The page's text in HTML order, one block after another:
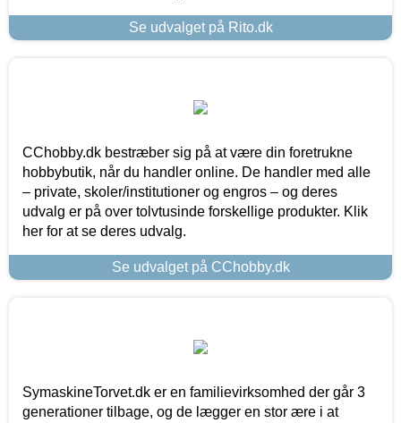
Se udvalget på Rito.dk
CChobby.dk bestræber sig på at være din foretrukne
hobbybutik, når du handler online. De handler med alle
– private, skoler/institutioner og engros – og deres
udvalg er på over tolvtusinde forskellige produkter. Klik
her for at se deres udvalg.
Se udvalget på CChobby.dk
SymaskineTorvet.dk er en familievirksomhed der går 3
generationer tilbage, og de lægger en stor ære i at